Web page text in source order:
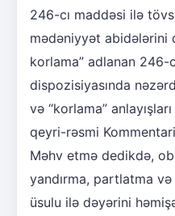
246-cı maddəsi ilə
mədəniyyət abidələrini
korlama” adlanan 246-
dispozisiyasında
və “korlama”
qeyri-rəsmi
Məhv etmə dedikdə,
yandırma, partlatma
üsulu ilə dəyərini